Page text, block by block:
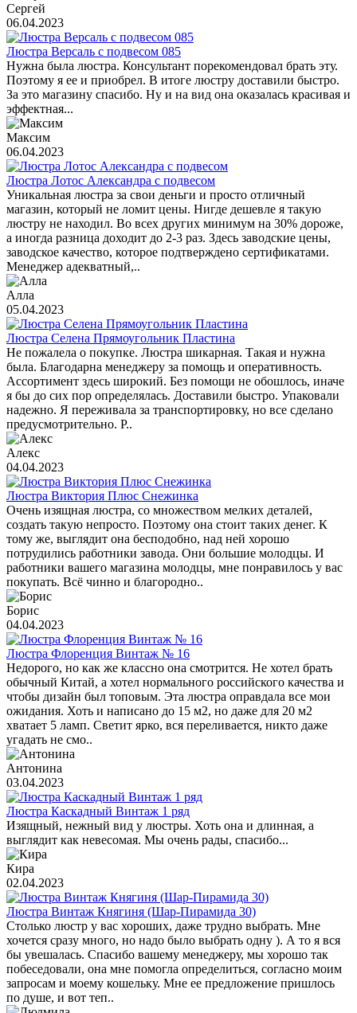
Сергей
06.04.2023
Люстра Версаль с подвесом 085
Нужна была люстра. Консультант порекомендовал брать эту.
Поэтому я ее и приобрел. В итоге люстру доставили быстро.
За это магазину спасибо. Ну и на вид она оказалась красивая и
эффектная...
Максим
06.04.2023
Люстра Лотос Александра с подвесом
Уникальная люстра за свои деньги и просто отличный
магазин, который не ломит цены. Нигде дешевле я такую
люстру не находил. Во всех других минимум на 30% дороже,
а иногда разница доходит до 2-3 раз. Здесь заводские цены,
заводское качество, которое подтверждено сертификатами.
Менеджер адекватный,..
Алла
05.04.2023
Люстра Селена Прямоугольник Пластина
Не пожалела о покупке. Люстра шикарная. Такая и нужна
была. Благодарна менеджеру за помощь и оперативность.
Ассортимент здесь широкий. Без помощи не обошлось, иначе
я бы до сих пор определялась. Доставили быстро. Упаковали
надежно. Я переживала за транспортировку, но все сделано
предусмотрительно. Р..
Алекс
04.04.2023
Люстра Виктория Плюс Снежинка
Очень изящная люстра, со множеством мелких деталей,
создать такую непросто. Поэтому она стоит таких денег. К
тому же, выглядит она бесподобно, над ней хорошо
потрудились работники завода. Они большие молодцы. И
работники вашего магазина молодцы, мне понравилось у вас
покупать. Всё чинно и благородно..
Борис
04.04.2023
Люстра Флоренция Винтаж № 16
Недорого, но как же классно она смотрится. Не хотел брать
обычный Китай, а хотел нормального российского качества и
чтобы дизайн был топовым. Эта люстра оправдала все мои
ожидания. Хоть и написано до 15 м2, но даже для 20 м2
хватает 5 ламп. Светит ярко, вся переливается, никто даже
угадать не смо..
Антонина
03.04.2023
Люстра Каскадный Винтаж 1 ряд
Изящный, нежный вид у люстры. Хоть она и длинная, а
выглядит как невесомая. Мы очень рады, спасибо...
Кира
02.04.2023
Люстра Винтаж Княгиня (Шар-Пирамида 30)
Столько люстр у вас хороших, даже трудно выбрать. Мне
хочется сразу много, но надо было выбрать одну ). А то я вся
бы увешалась. Спасибо вашему менеджеру, мы хорошо так
побеседовали, она мне помогла определиться, согласно моим
запросам и моему кошельку. Мне ее предложение пришлось
по душе, и вот теп..